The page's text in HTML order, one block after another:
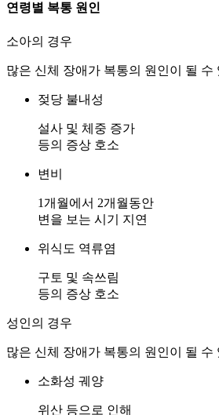
연령별 복통 원인
소아의 경우
많은 신체 장애가 복통의 원인이 될
젖당 불내성
설사 및 체중 증가
등의 증상 호소
변비
1개월에서 2개월동안
변을 보는 시기 지연
위식도 역류염
구토 및 속쓰림
등의 증상 호소
성인의 경우
많은 신체 장애가 복통의 원인이 될
소화성 궤양
위산 등으로 인해